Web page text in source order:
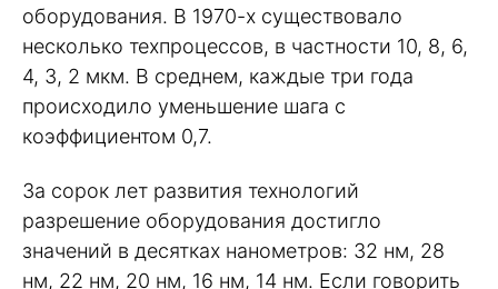
оборудования. В 1970-х существовало
несколько техпроцессов, в частности 10, 8, 6,
4, 3, 2 мкм. В среднем, каждые три года
происходило уменьшение шага с
коэффициентом 0,7.
За сорок лет развития технологий
разрешение оборудования достигло
значений в десятках нанометров: 32 нм, 28
нм, 22 нм, 20 нм, 16 нм, 14 нм. Если говорить